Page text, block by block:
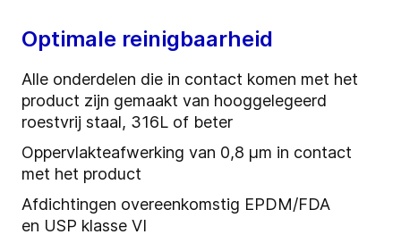
Optimale reinigbaarheid
Alle onderdelen die in contact komen met het
product zijn gemaakt van hooggelegeerd
roestvrij staal, 316L of beter
Oppervlakteafwerking van 0,8 μm in contact
met het product
Afdichtingen overeenkomstig EPDM/FDA
en USP klasse VI